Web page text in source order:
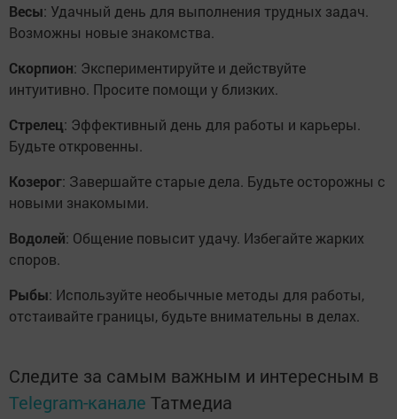
Весы: Удачный день для выполнения трудных задач.
Возможны новые знакомства.
Скорпион: Экспериментируйте и действуйте
интуитивно. Просите помощи у близких.
Стрелец: Эффективный день для работы и карьеры.
Будьте откровенны.
Козерог: Завершайте старые дела. Будьте осторожны с
новыми знакомыми.
Водолей: Общение повысит удачу. Избегайте жарких
споров.
Рыбы: Используйте необычные методы для работы,
отстаивайте границы, будьте внимательны в делах.
Следите за самым важным и интересным в
Telegram-канале Татмедиа